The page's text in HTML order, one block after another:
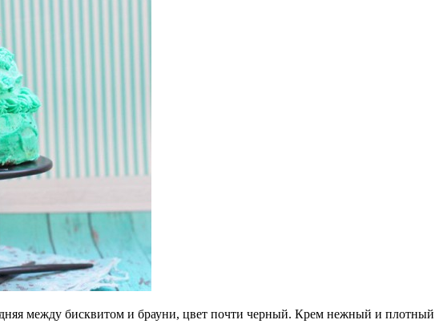
между бисквитом и брауни, цвет почти черный. Крем нежный и